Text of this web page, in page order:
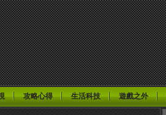
攻略心得 生活科技 遊戲之外